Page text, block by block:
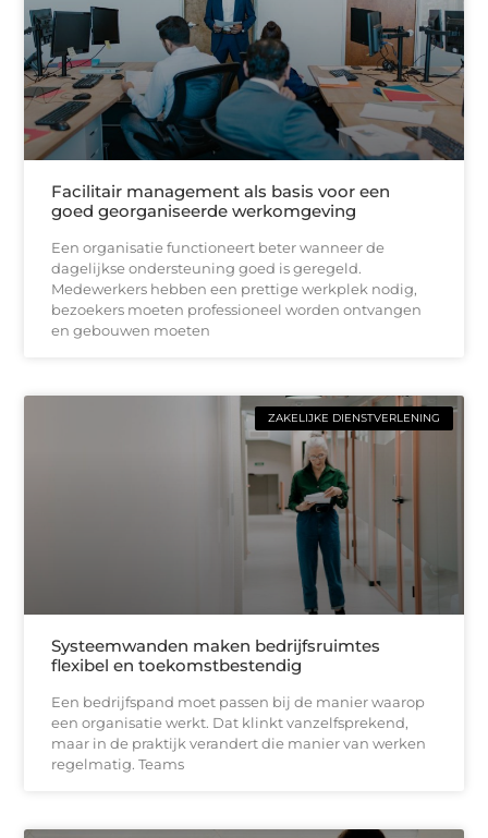
Facilitair management als basis voor een
goed georganiseerde werkomgeving
Een organisatie functioneert beter wanneer de
dagelijkse ondersteuning goed is geregeld.
Medewerkers hebben een prettige werkplek nodig,
bezoekers moeten professioneel worden ontvangen
en gebouwen moeten
ZAKELIJKE DIENSTVERLENING
Systeemwanden maken bedrijfsruimtes
flexibel en toekomstbestendig
Een bedrijfspand moet passen bij de manier waarop
een organisatie werkt. Dat klinkt vanzelfsprekend,
maar in de praktijk verandert die manier van werken
regelmatig. Teams